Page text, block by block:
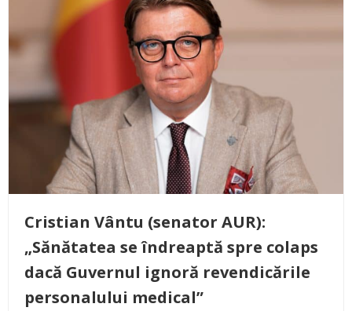
Cristian Vântu (senator AUR):
„Sănătatea se îndreaptă spre colaps
dacă Guvernul ignoră revendicările
personalului medical”